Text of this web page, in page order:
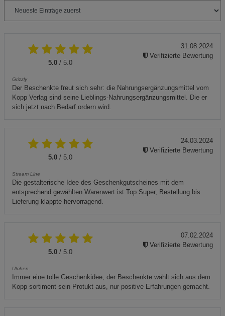
5.0 / 5.0
Grizzly
Der Beschenkte freut sich sehr: die Nahrungsergänzungsmittel vom
Kopp Verlag sind seine Lieblings-Nahrungsergänzungsmittel. Die er
sich jetzt nach Bedarf ordern wird.
31.08.2024
Verifizierte Bewertung
5.0 / 5.0
Stream Line
Die gestalterische Idee des Geschenkgutscheines mit dem
entsprechend gewählten Warenwert ist Top Super, Bestellung bis
Lieferung klappte hervorragend.
24.03.2024
Verifizierte Bewertung
5.0 / 5.0
Utchen
Immer eine tolle Geschenkidee, der Beschenkte wählt sich aus dem
Kopp sortiment sein Protukt aus, nur positive Erfahrungen gemacht.
07.02.2024
Verifizierte Bewertung